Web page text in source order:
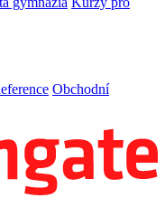
Obchodní